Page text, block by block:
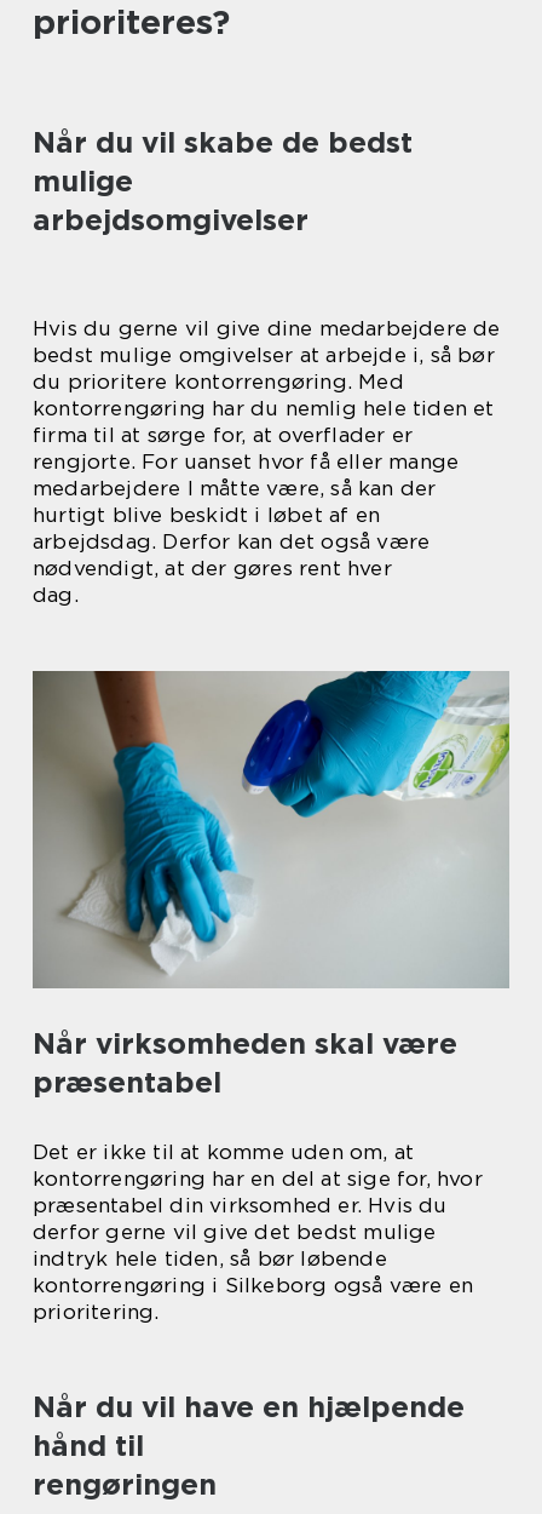
prioriteres?
Når du vil skabe de bedst
mulige
arbejdsomgivelser
Hvis du gerne vil give dine medarbejdere de
bedst mulige omgivelser at arbejde i, så bør
du prioritere kontorrengøring. Med
kontorrengøring har du nemlig hele tiden et
firma til at sørge for, at overflader er
rengjorte. For uanset hvor få eller mange
medarbejdere I måtte være, så kan der
hurtigt blive beskidt i løbet af en
arbejdsdag. Derfor kan det også være
nødvendigt, at der gøres rent hver
dag.
Når virksomheden skal være
præsentabel
Det er ikke til at komme uden om, at
kontorrengøring har en del at sige for, hvor
præsentabel din virksomhed er. Hvis du
derfor gerne vil give det bedst mulige
indtryk hele tiden, så bør løbende
kontorrengøring i Silkeborg også være en
prioritering.
Når du vil have en hjælpende
hånd til
rengøringen